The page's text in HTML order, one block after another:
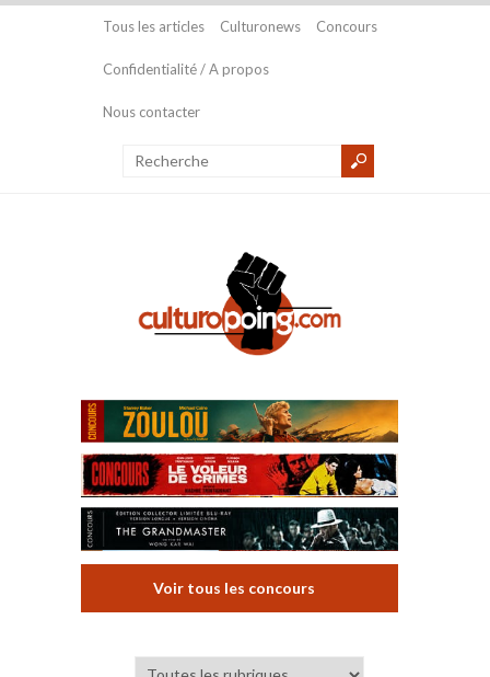
Tous les articles Culturonews Concours
Confidentialité / A propos
Nous contacter
Voir tous les concours